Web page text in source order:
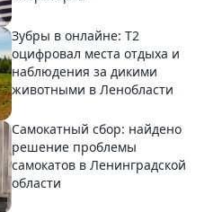
Зубры в онлайне: Т2
оцифровал места отдыха и
наблюдения за дикими
животными в Ленобласти
Самокатный сбор: найдено
решение проблемы
самокатов в Ленинградской
области